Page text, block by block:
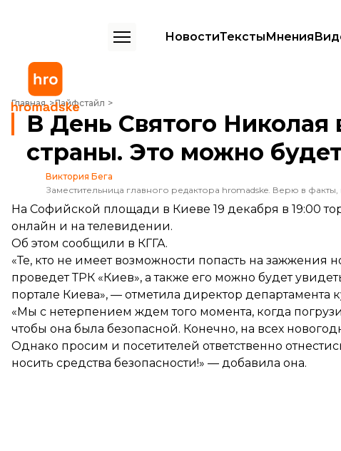
НовостиТекстыМнения
Главная Лайфстайл
В День Святого Николая в Киеве зажгут главную елку страны. Это
В День Святого Николая
страны. Это можно
Виктория Бега
Заместительница главного редактора hromadske. Верю в
На Софийской площади в Киеве 19 декабря в 19:00
онлайн и на телевидении.
Об этом сообщили в КГГА.
«Те, кто не имеет возможности попасть на зажжения
проведет ТРК «Киев», а также его можно будет
портале Киева», — отметила директор департамента
«Мы с нетерпением ждем того момента, когда
чтобы она была безопасной. Конечно, на всех
Однако просим и посетителей ответственно
носить средства безопасности!» — добавила она.